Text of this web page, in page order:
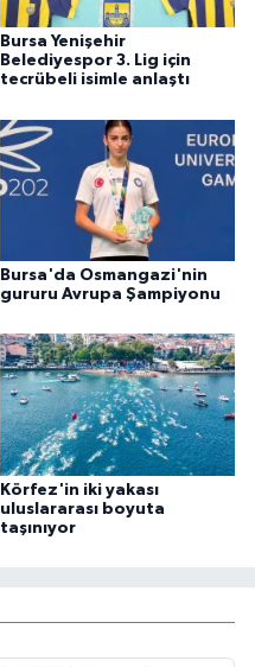
Bursa Yenişehir
Belediyespor 3. Lig için
tecrübeli isimle anlaştı
Bursa'da Osmangazi'nin
gururu Avrupa Şampiyonu
Körfez'in iki yakası
uluslararası boyuta
taşınıyor